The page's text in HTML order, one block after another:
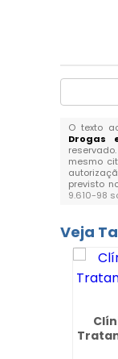
O texto
Drogas
mesmo
previsto
9.610-98
Veja